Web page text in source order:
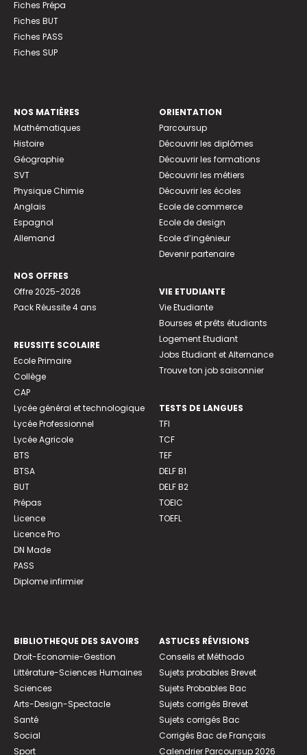
Fiches Prépa
Fiches BUT
Fiches PASS
Fiches SUP
NOS MATIÈRES
Mathématiques
Histoire
Géographie
SVT
Physique Chimie
Anglais
Espagnol
Allemand
NOS OFFRES
Offre 2025-2026
Pack Réussite 4 ans
REUSSITE SCOLAIRE
Ecole Primaire
Collège
CAP
Lycée général et technologique
Lycée Professionnel
Lycée Agricole
BTS
BTSA
BUT
Prépas
Licence
Licence Pro
DN Made
PASS
Diplome infirmier
ORIENTATION
Parcoursup
Découvrir les diplômes
Découvrir les formations
Découvrir les métiers
Découvrir les écoles
Ecole de commerce
Ecole de design
Ecole d’ingénieur
Devenir partenaire
VIE ETUDIANTE
Vie Etudiante
Bourses et prêts étudiants
Logement Etudiant
Jobs Etudiant et Alternance
Trouve ton job saisonnier
TESTS DE LANGUES
TFI
TCF
TEF
DELF B1
DELF B2
TOEIC
TOEFL
BIBLIOTHEQUE DES SAVOIRS
Droit-Economie-Gestion
Littérature-Sciences Humaines
Sciences
Arts-Design-Spectacle
Santé
Social
Sport
ASTUCES RÉVISIONS
Conseils et Méthodo
Sujets probables Brevet
Sujets Probables Bac
Sujets corrigés Brevet
Sujets corrigés Bac
Corrigés Bac de Français
Calendrier Parcoursup 2026